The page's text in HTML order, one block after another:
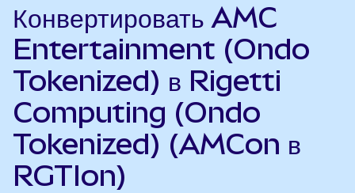
Конвертировать AMC
Entertainment (Ondo
Tokenized) в Rigetti
Computing (Ondo
Tokenized) (AMCon в
RGTIon)